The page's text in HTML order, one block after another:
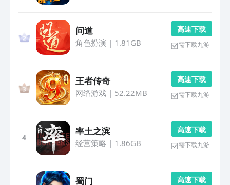
问道
角色扮演 | 1.81GB
高 速 下 载
需下载九游
王者传奇
网络游戏| 52.22MB
高 速 下 载
需下载九游
4
率土之滨
经营策略 | 1.86GB
高 速 下 载
需下载九游
蜀门 高 速 下 载